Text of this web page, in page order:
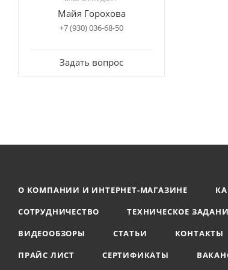
Майя Горохова
+7 (930) 036-68-50
Задать вопрос
О КОМПАНИИ И ИНТЕРНЕТ-МАГАЗИНЕ
СОТРУДНИЧЕСТВО
ТЕХНИЧЕСКОЕ
ВИДЕООБЗОРЫ
СТАТЬИ
КОНТАКТЫ
ПРАЙС ЛИСТ
СЕРТИФИКАТЫ